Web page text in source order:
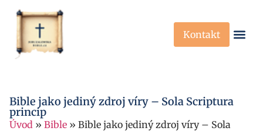
Kontakt
Bible jako jediný zdroj víry – Sola Scriptura
princip
Úvod » Bible » Bible jako jediný zdroj víry – Sola